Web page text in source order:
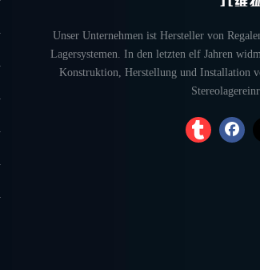
Unser Unternehmen ist Hersteller von
Lagersystemen. In den letzten elf Jahren
Konstruktion, Herstellung und Installation